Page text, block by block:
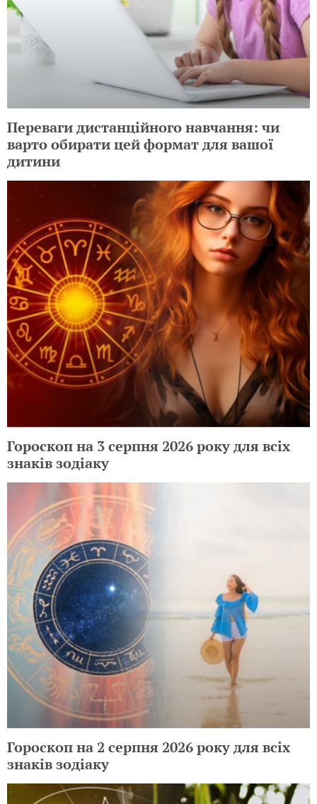
Переваги дистанційного навчання: чи
варто обирати цей формат для вашої
дитини
Гороскоп на 3 серпня 2026 року для всіх
знаків зодіаку
Гороскоп на 2 серпня 2026 року для всіх
знаків зодіаку